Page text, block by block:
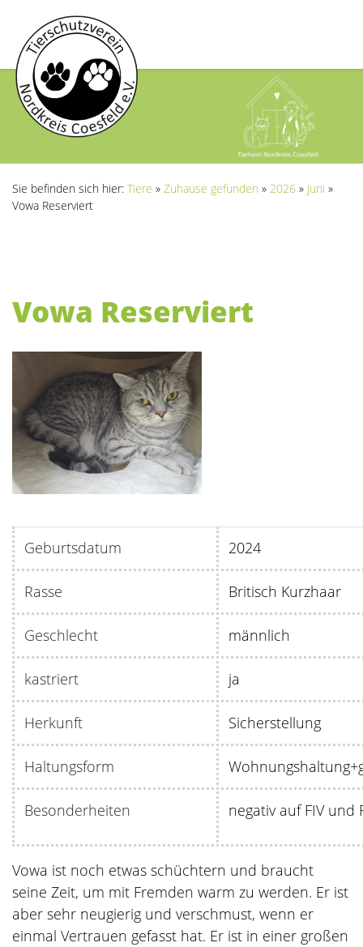
Sie befinden sich hier: Tiere » Zuhause gefunden » 2026 » Juni »
Vowa Reserviert
Vowa Reserviert
Geburtsdatum
Rasse Britisch Kurzhaar
Geschlecht männlich
kastriert ja
Herkunft Sicherstellung
Haltungsform
Besonderheiten negativ auf FIV und
Vowa ist noch etwas schüchtern und braucht
seine Zeit, um mit Fremden warm zu werden. Er ist
aber sehr neugierig und verschmust, wenn er
einmal Vertrauen gefasst hat. Er ist in einer großen